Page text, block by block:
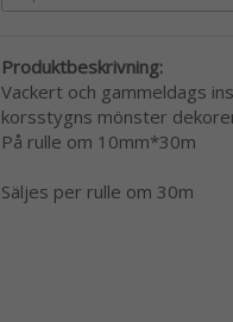
Produktbeskrivning:
Vackert och gammeldags
korsstygns mönster
På rulle om 10mm*30m
Säljes per rulle om 30m